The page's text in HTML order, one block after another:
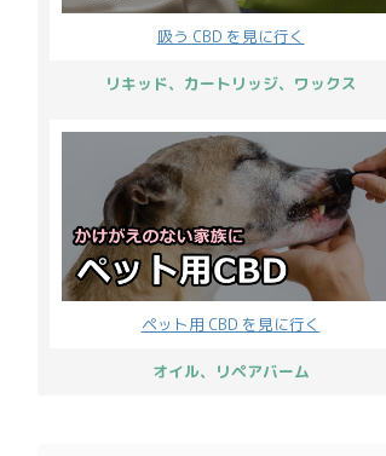
吸う CBD を見に行く
リキッド、カートリッジ、ワックス
ペット用 CBD を見に行く
オイル、リペアバーム